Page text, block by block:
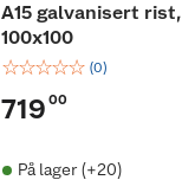
A15 galvanisert rist,
100x100
☆☆☆☆☆ (0)
719 00
På lager (+20)